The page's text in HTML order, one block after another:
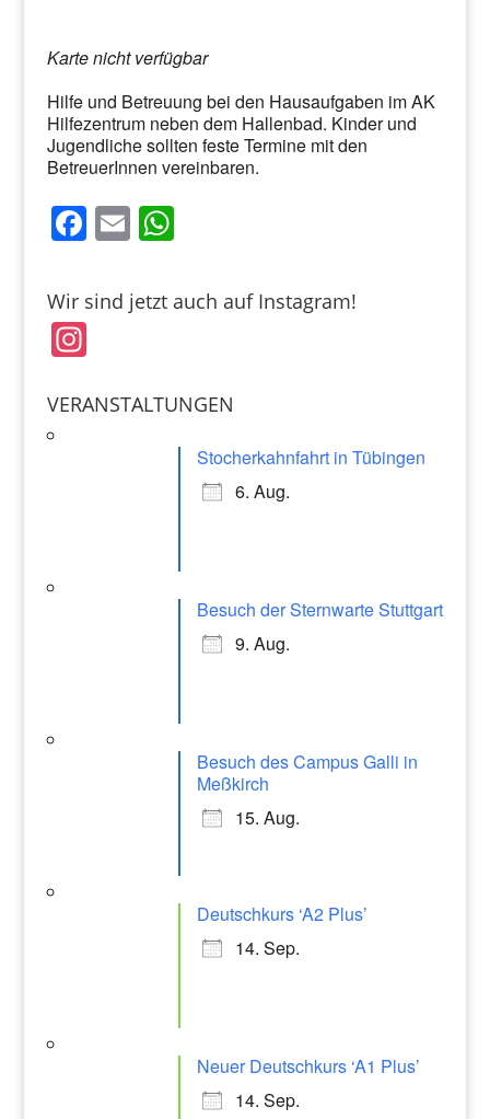
Karte nicht verfügbar
Hilfe und Betreuung bei den Hausaufgaben im AK
Hilfezentrum neben dem Hallenbad. Kinder und
Jugendliche sollten feste Termine mit den
BetreuerInnen vereinbaren.
F
c
e
b
o
E
ai
l
W
at
p
Wir sind jetzt auch auf Instagram!
In
a
VERANSTALTUNGEN
Stocherkahnfahrt in Tübingen
6. Aug.
Besuch der Sternwarte Stuttgart
9. Aug.
Besuch des Campus Galli in
Meßkirch
15. Aug.
Deutschkurs ‘A2 Plus’
14. Sep.
Neuer Deutschkurs ‘A1 Plus’
14. Sep.